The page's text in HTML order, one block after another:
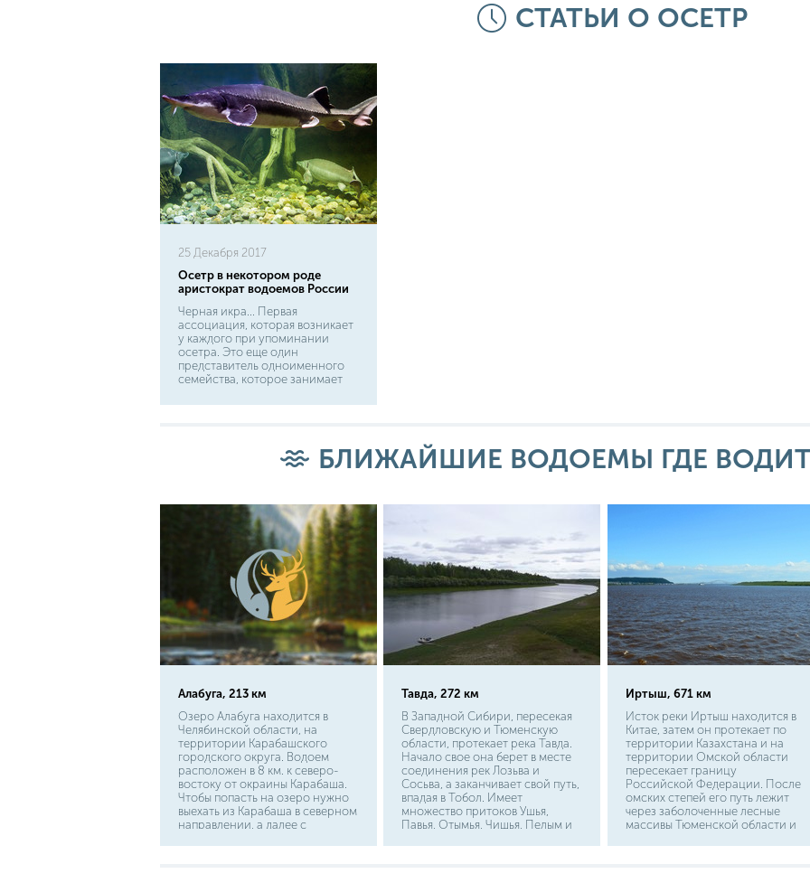
СТАТЬИ О ОСЕТР
25 Декабря 2017
Осетр в некотором роде
аристократ водоемов России
Черная икра... Первая
ассоциация, которая возникает
у каждого при упоминании
осетра. Это еще один
представитель одноименного
семейства, которое занимает
мире. Осетр в некотором роде
грациозному передвижению в
мощный хвост помогает ему с
легкостью преодолевать любые
расстояния и глубины. У рта
традиционно растут усики,
которые помогают собирать
донный корм. Гребенчатая
спина придает ему солидный
вид.
БЛИЖАЙШИЕ ВОДОЕМЫ ГДЕ
Алабуга, 213 км
Озеро Алабуга находится в
Челябинской области, на
территории Карабашского
городского округа. Водоем
расположен в 8 км. к северо-
востоку от окраины Карабаша.
Чтобы попасть на озеро нужно
выехать из Карабаша в северном
направлении, а далее с
Тавда, 272 км
В Западной Сибири, пересекая
Свердловскую и Тюменскую
области, протекает река Тавда.
Начало свое она берет в месте
соединения рек Лозьва и
Сосьва, а заканчивает свой путь,
впадая в Тобол. Имеет
множество притоков Ушья,
Павья, Отымья, Чишья, Пелым и
Иртыш, 671 км
Исток реки Иртыш находится в
Китае, затем он протекает по
территории Казахстана и на
территории Омской области
пересекает границу
Российской Федерации. После
омских степей его путь лежит
через заболоченные лесные
массивы Тюменской области и